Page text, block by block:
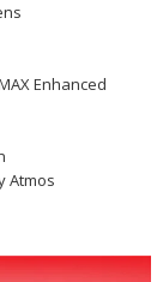
Enhanced
Atmos